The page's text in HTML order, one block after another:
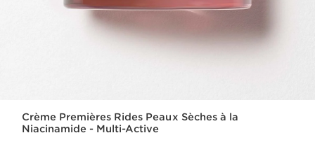
Crème Premières Rides Peaux Sèches à la
Niacinamide - Multi-Active